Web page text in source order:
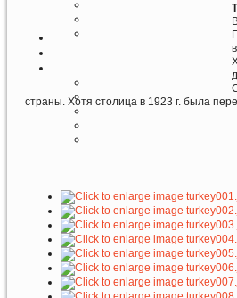
страны. Хотя столица в 1923 г. была